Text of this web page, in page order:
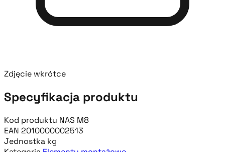
Zdjęcie wkrótce
Specyfikacja produktu
Kod produktu NAS M8
EAN 2010000002513
Jednostka kg